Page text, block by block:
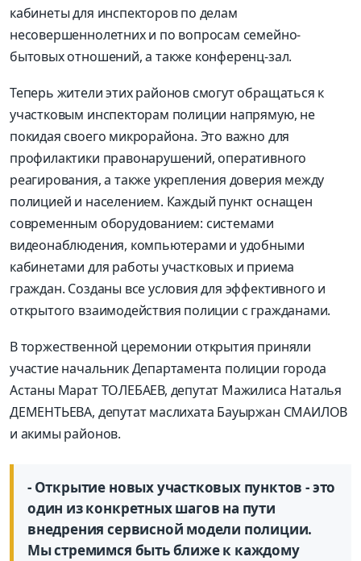
кабинеты для инспекторов по делам
несовершеннолетних и по вопросам семейно-
бытовых отношений, а также конференц-зал.
Теперь жители этих районов смогут обращаться к
участковым инспекторам полиции напрямую, не
покидая своего микрорайона. Это важно для
профилактики правонарушений, оперативного
реагирования, а также укрепления доверия между
полицией и населением. Каждый пункт оснащен
современным оборудованием: системами
видеонаблюдения, компьютерами и удобными
кабинетами для работы участковых и приема
граждан. Созданы все условия для эффективного и
открытого взаимодействия полиции с гражданами.
В торжественной церемонии открытия приняли
участие начальник Департамента полиции города
Астаны Марат ТОЛЕБАЕВ, депутат Мажилиса Наталья
ДЕМЕНТЬЕВА, депутат маслихата Бауыржан СМАИЛОВ
и акимы районов.
- Открытие новых участковых пунктов - это
один из конкретных шагов на пути
внедрения сервисной модели полиции.
Мы стремимся быть ближе к каждому